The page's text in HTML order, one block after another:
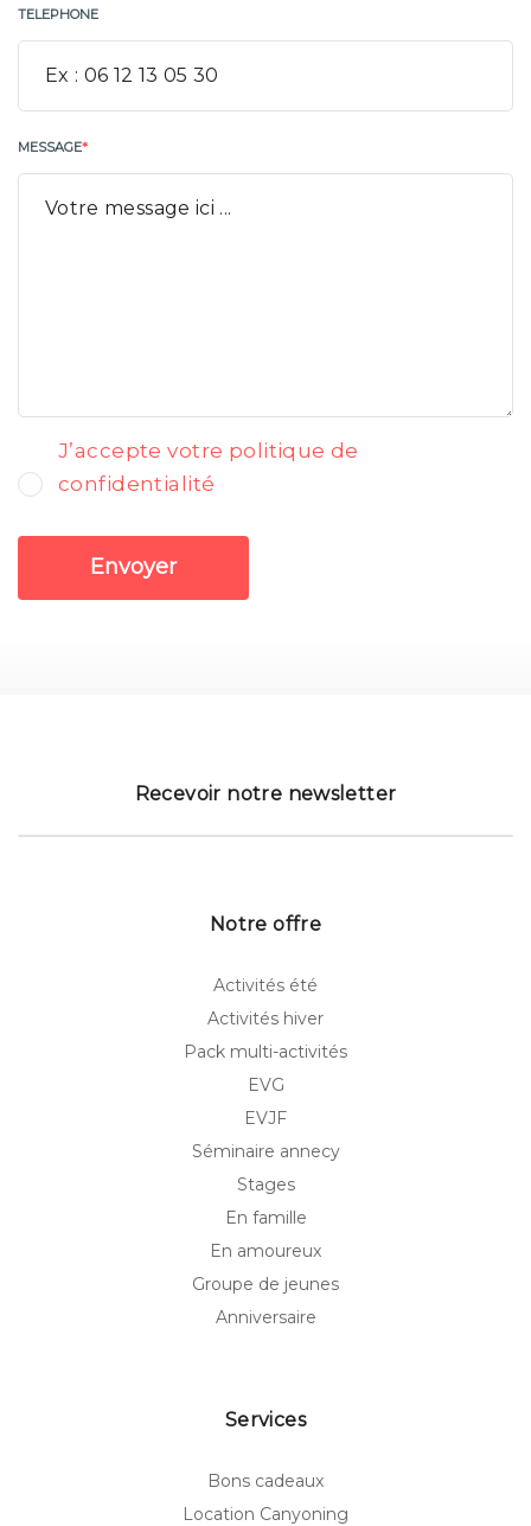
TELEPHONE
MESSAGE*
J’accepte votre politique de
confidentialité
Envoyer
Recevoir notre newsletter
Notre offre
Activités été
Activités hiver
Pack multi-activités
EVG
EVJF
Séminaire annecy
Stages
En famille
En amoureux
Groupe de jeunes
Anniversaire
Services
Bons cadeaux
Location Canyoning